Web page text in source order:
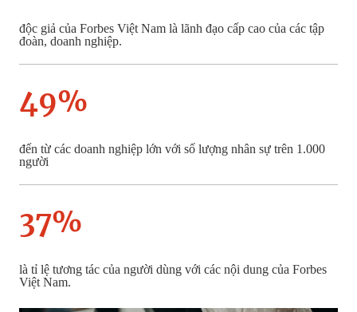
độc giả của Forbes Việt Nam là lãnh đạo cấp cao của các tập
đoàn, doanh nghiệp.
49%
đến từ các doanh nghiệp lớn với số lượng nhân sự trên 1.000
người
37%
là tỉ lệ tương tác của người dùng với các nội dung của Forbes
Việt Nam.